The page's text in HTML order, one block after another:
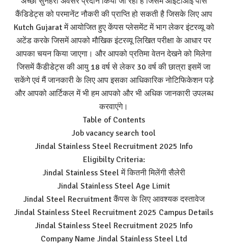
कैंडिडेट्स को परमानेंट नौकरी की प्राप्ति हो सकती है जिसके लिए आप
Kutch Gujarat में आयोजित हुए केंपस प्लेसमेंट में भाग लेकर इंटरव्यू को
अटेंड करके जिसमें आपको मौखिक इंटरव्यू लिखित परीक्षा के आधार पर
आपका चयन किया जाएगा। और आपको प्रतिमा वेतन देखने को मिलेगा
जिसमें कैंडीडेट्स की आयु 18 वर्ष से लेकर 30 वर्ष की छात्रा इसमें जा
सकेंगे एवं मैं जानकारी के लिए आप इसका आधिकारिक नोटिफिकेशन पड़े
और आपको आर्टिकल में भी हम आपको और भी अधिक जानकारी उपलब्ध
करवाएंगे।
Table of Contents
Job vacancy search tool
Jindal Stainless Steel Recruitment 2025 Info
Eligibilty Criteria:
Jindal Stainless Steel में कितनी मिलेंगी सैलेरी
Jindal Stainless Steel Age Limit
Jindal Steel Recruitment कैंपस के लिए आवश्यक दस्तावेज
Jindal Stainless Steel Recruitment 2025 Campus Details
Jindal Stainless Steel Recruitment 2025 Info
Company Name Jindal Stainless Steel Ltd